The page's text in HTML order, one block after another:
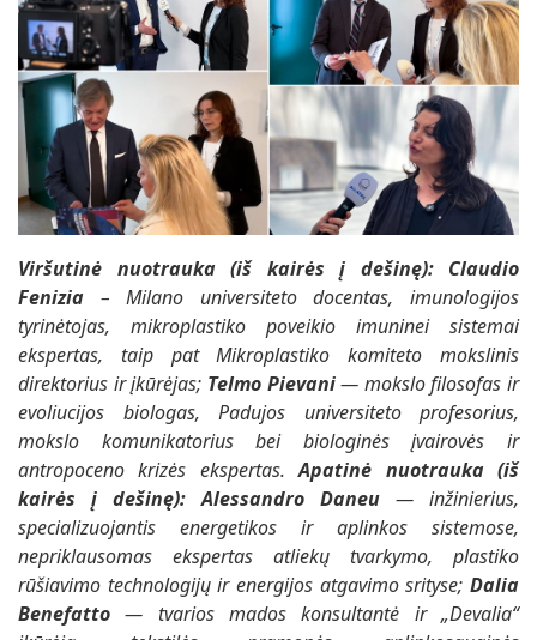
Viršutinė nuotrauka (iš kairės į dešinę): Claudio
Fenizia
– Milano universiteto docentas, imunologijos
tyrinėtojas, mikroplastiko poveikio imuninei sistemai
ekspertas, taip pat Mikroplastiko komiteto mokslinis
direktorius ir įkūrėjas; Telmo Pievani — mokslo filosofas ir
evoliucijos biologas, Padujos universiteto profesorius,
mokslo komunikatorius bei biologinės įvairovės ir
antropoceno krizės ekspertas.Apatinė nuotrauka (iš
kairės į dešinę):Alessandro Daneu — inžinierius,
specializuojantis energetikos ir aplinkos sistemose,
nepriklausomas ekspertas atliekų tvarkymo, plastiko
rūšiavimo technologijų ir energijos atgavimo srityse; Dalia
Benefatto — tvarios mados konsultantė ir „Devalia“